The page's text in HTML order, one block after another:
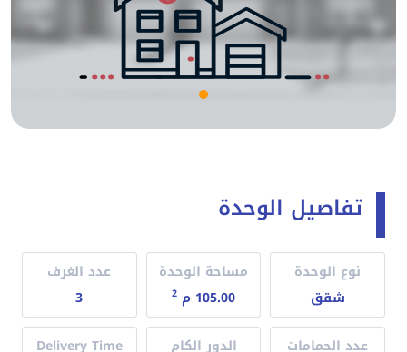
تفاصيل الوحدة
نوع الوحدة
شقق
مساحة الوحدة
105.00 م
2
عدد الغرف
3
عدد الحمامات
الدور الكام
Delivery Time